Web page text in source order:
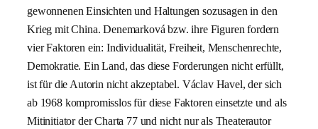
gewonnenen Einsichten und Haltungen sozusagen in den
Krieg mit China. Denemarková bzw. ihre Figuren fordern
vier Faktoren ein: Individualität, Freiheit, Menschenrechte,
Demokratie. Ein Land, das diese Forderungen nicht erfüllt,
ist für die Autorin nicht akzeptabel. Václav Havel, der sich
ab 1968 kompromisslos für diese Faktoren einsetzte und als
Mitinitiator der Charta 77 und nicht nur als Theaterautor